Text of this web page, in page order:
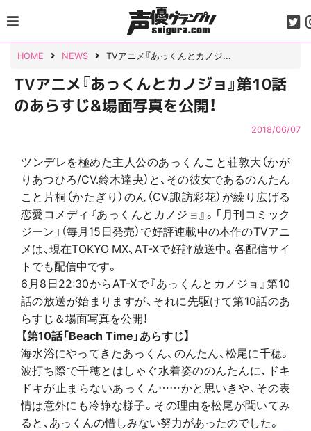
to
content
HOME NEWS TVアニメ『あっくんとカノジ...
TVアニメ『あっくんとカノジョ』第10話
のあらすじ&場面写真を公開！
2018/06/07
ツンデレを極めた主人公のあっくんこと荘敦大（かが
りあつひろ/CV.鈴木達央）と、その彼女であるのんたん
こと片桐（かたぎり）のん（CV.諏訪彩花）が繰り広げる
恋愛コメディ『あっくんとカノジョ』。「月刊コミック
ジーン」（毎月15日発売）で好評連載中の本作のTVアニ
メは、現在TOKYO MX、AT-Xで好評放送中。各配信サイ
トでも配信中です。
6月8日22:30からAT-Xで『あっくんとカノジョ』第10
話の放送が始まりますが、それに先駆けて第10話のあ
らすじ＆場面写真を公開！
【第10話「Beach Time」あらすじ】
海水浴にやってきたあっくん、のんたん、松尾に千穂。
波打ち際で千穂とはしゃぐ水着姿ののんたんに、ドキ
ドキが止まらないあっくん……かと思いきや、その表
情は意外にも冷静な様子。その理由を松尾が聞いてみ
ると、あっくんの惜しみない努力があったのでした。